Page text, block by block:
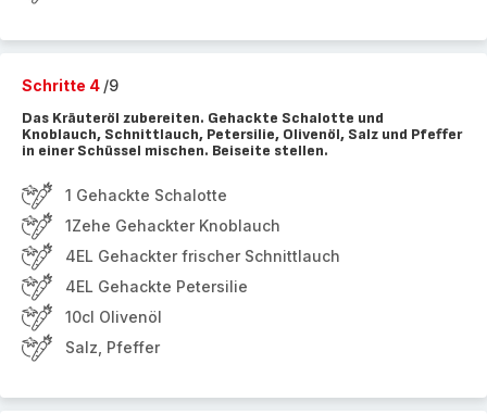
Schritte 4 /9
Das Kräuteröl zubereiten. Gehackte Schalotte und
Knoblauch, Schnittlauch, Petersilie, Olivenöl, Salz und Pfeffer
in einer Schüssel mischen. Beiseite stellen.
1 Gehackte Schalotte
1Zehe Gehackter Knoblauch
4EL Gehackter frischer Schnittlauch
4EL Gehackte Petersilie
10cl Olivenöl
Salz, Pfeffer